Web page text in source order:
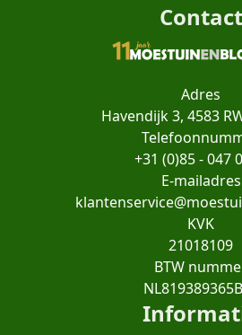
Contact
Adres
Havendijk 3, 4583
+31 (0)85 - 047
E-mailadres
KVK
21018109
BTW